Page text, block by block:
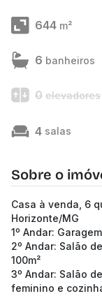
644 m²
6 banheiros
0 elevadores
4 salas
Sobre o
Casa à venda, 6
Horizonte/MG
1º Andar:
2º Andar: Salão
100m²
3º Andar: Salão
feminino e